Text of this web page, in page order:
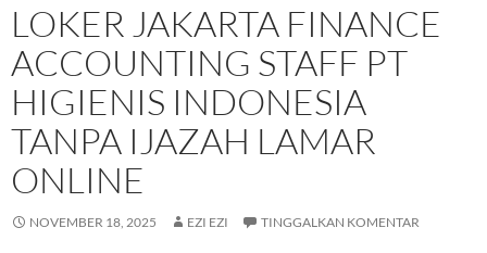
LOKER JAKARTA FINANCE
ACCOUNTING STAFF PT
HIGIENIS INDONESIA
TANPA IJAZAH LAMAR
ONLINE
NOVEMBER 18, 2025 EZI EZI TINGGALKAN KOMENTAR